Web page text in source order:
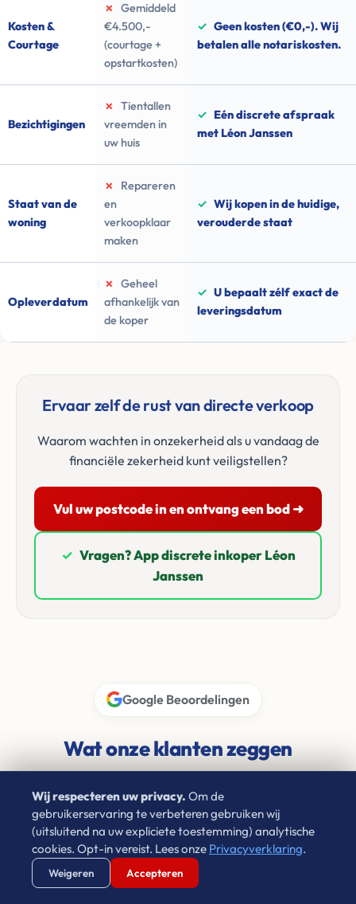
Kosten &
Courtage
✗
Gemiddeld
€4.500,-
(courtage +
opstartkosten)
✓ Geen kosten (€0,-). Wij
betalen alle notariskosten.
Bezichtigingen
✗
Tientallen
vreemden in
uw huis
✓ Eén discrete afspraak
met Léon Janssen
Staat van de
woning
✗
Repareren
en
verkoopklaar
maken
✓ Wij kopen in de huidige,
verouderde staat
Opleverdatum
✗
Geheel
afhankelijk van
de koper
✓ U bepaalt zélf exact de
leveringsdatum
Ervaar zelf de rust van directe verkoop
Waarom wachten in onzekerheid als u vandaag de
financiële zekerheid kunt veiligstellen?
Vul uw postcode in en ontvang een bod ➜
✓ Vragen? App discrete inkoper Léon
Janssen
Google Beoordelingen
Wat onze klanten zeggen
Thomas Pelgrim
1 jaar geleden
Wij respecteren uw privacy. Om de
gebruikerservaring te verbeteren gebruiken wij
(uitsluitend na uw expliciete toestemming) analytische
cookies. Opt-in vereist. Lees onze Privacyverklaring.
Weigeren Accepteren
Verstuur WhatsApp